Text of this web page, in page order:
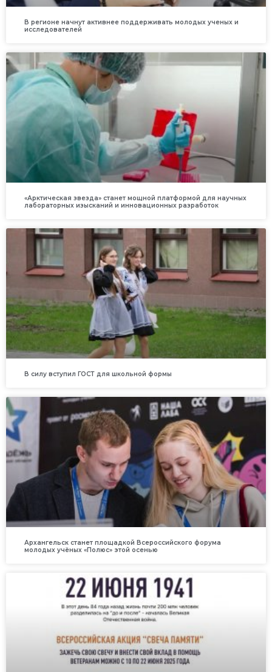
В регионе начнут активнее поддерживать молодых ученых и
исследователей
«Арктическая звезда» станет мощной платформой для научных
лабораторных изысканий и инновационных разработок
В силу вступил ГОСТ для школьной формы
Архангельск станет площадкой Всероссийского форума
молодых учёных «Полюс» этой осенью